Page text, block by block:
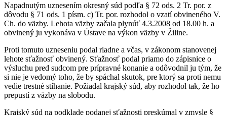
Napadnutým uznesením okresný súd podľa § 72 ods. 2 Tr. por. z
dôvodu § 71 ods. 1 písm. c) Tr. por. rozhodol o vzatí obvineného V.
Ch. do väzby. Lehota väzby začala plynúť 4.3.2008 od 18.00 h. a
obvinený ju vykonáva v Ústave na výkon väzby v Žiline.
Proti tomuto uzneseniu podal riadne a včas, v zákonom stanovenej
lehote sťažnosť obvinený. Sťažnosť podal priamo do zápisnice o
výsluchu pred sudcom pre prípravné konanie a odôvodnil ju tým, že
si nie je vedomý toho, že by spáchal skutok, pre ktorý sa proti nemu
vedie trestné stíhanie. Požiadal krajský súd, aby rozhodol tak, že ho
prepustí z väzby na slobodu.
Krajský súd na podklade podanej sťažnosti preskúmal v zmysle §